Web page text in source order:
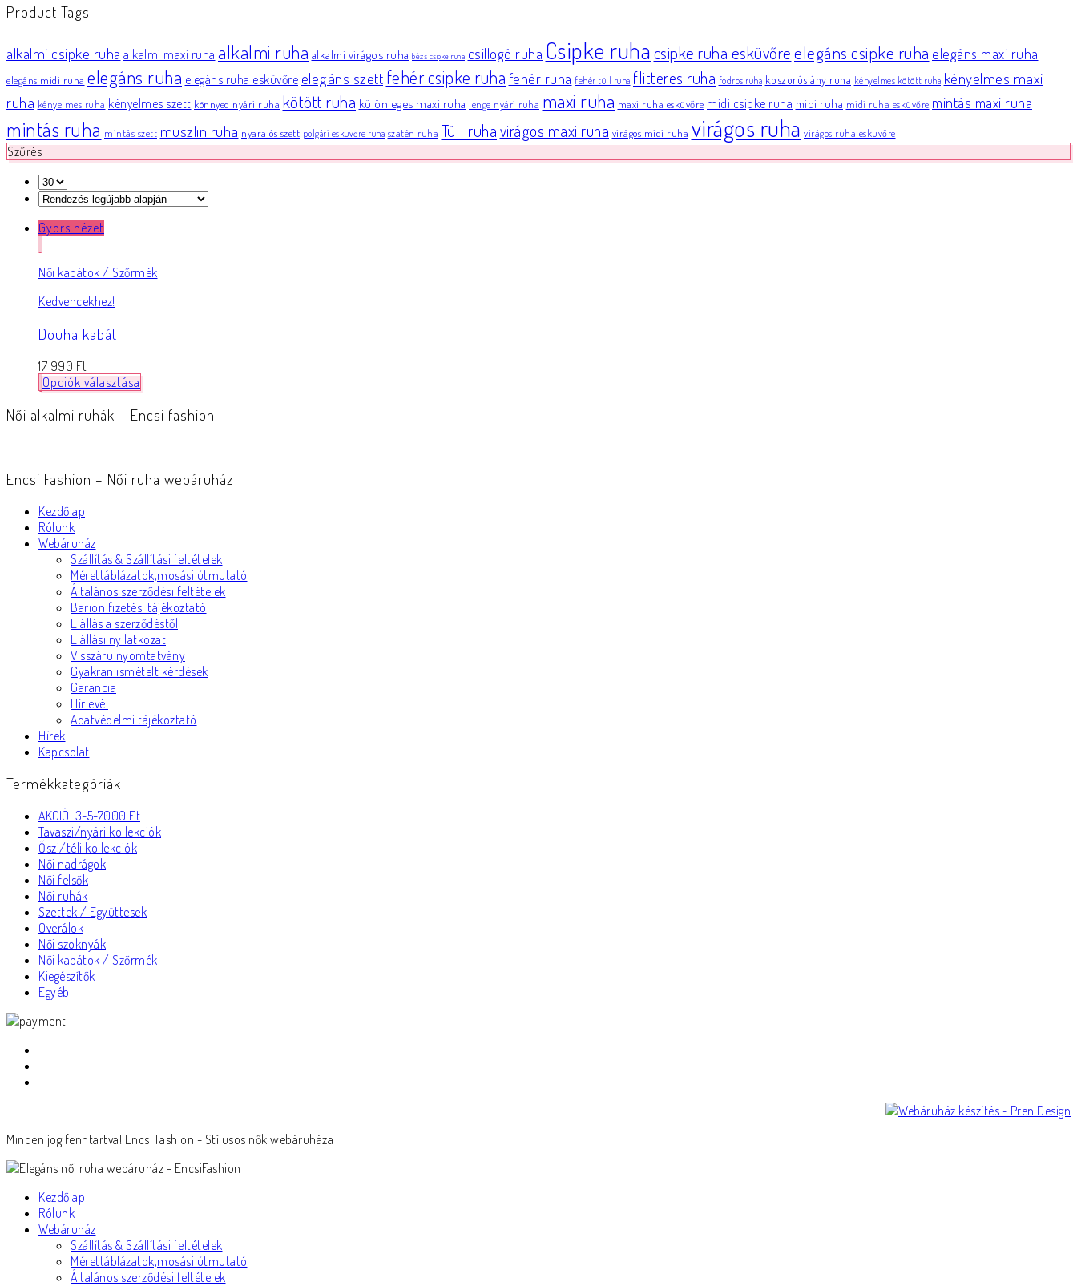
Product Tags
alkalmi csipke ruha alkalmi maxi ruha alkalmi ruha alkalmi virágos ruha bézs csipke ruha csillogó ruha Csipke ruhacsipke ruha esküvőreelegáns csipke ruha elegáns maxi ruha
elegáns midi ruha elegáns ruha elegáns ruha esküvőre elegáns szett fehér csipke ruha fehér ruha fehér tüll ruha flitteres ruha fodros ruha koszorúslány ruha kényelmes kötött ruha kényelmes maxi
ruha kényelmes ruha kényelmes szett könnyed nyári ruha kötött ruha különleges maxi ruha lenge nyári ruha maxi ruha maxi ruha esküvőre midi csipke ruha midi ruha midi ruha esküvőre mintás maxi ruha
mintás ruha mintás szett muszlin ruha nyaralós szett polgári esküvőre ruha szatén ruha Tüll ruhavirágos maxi ruha virágos midi ruha virágos ruha virágos ruha esküvőre
Szűrés
Gyors nézet
Női kabátok / Szőrmék
Kedvencekhez!
Douha kabát
17 990 Ft
Opciók választása
Női alkalmi ruhák – Encsi fashion
Encsi Fashion – Női ruha webáruház
Kezdőlap
Rólunk
Webáruház
Szállítás & Szállítási feltételek
Mérettáblázatok,mosási útmutató
Általános szerződési feltételek
Barion fizetési tájékoztató
Elállás a szerződéstől
Elállási nyilatkozat
Visszáru nyomtatvány
Gyakran ismételt kérdések
Garancia
Hírlevél
Adatvédelmi tájékoztató
Hírek
Kapcsolat
Termékkategóriák
AKCIÓ! 3-5-7000 Ft
Tavaszi/nyári kollekciók
Őszi/téli kollekciók
Női nadrágok
Női felsők
Női ruhák
Szettek / Együttesek
Overálok
Női szoknyák
Női kabátok / Szőrmék
Kiegészítők
Egyéb
Minden jog fenntartva! Encsi Fashion - Stílusos nők webáruháza
Kezdőlap
Rólunk
Webáruház
Szállítás & Szállítási feltételek
Mérettáblázatok,mosási útmutató
Általános szerződési feltételek